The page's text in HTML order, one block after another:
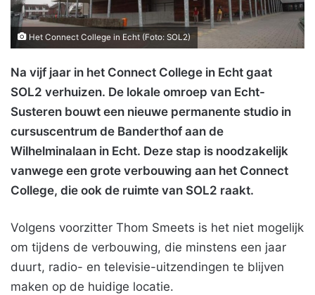
Het Connect College in Echt (Foto: SOL2)
Na vijf jaar in het Connect College in Echt gaat
SOL2 verhuizen. De lokale omroep van Echt-
Susteren bouwt een nieuwe permanente studio in
cursuscentrum de Banderthof aan de
Wilhelminalaan in Echt. Deze stap is noodzakelijk
vanwege een grote verbouwing aan het Connect
College, die ook de ruimte van SOL2 raakt.
Volgens voorzitter Thom Smeets is het niet mogelijk
om tijdens de verbouwing, die minstens een jaar
duurt, radio- en televisie-uitzendingen te blijven
maken op de huidige locatie.